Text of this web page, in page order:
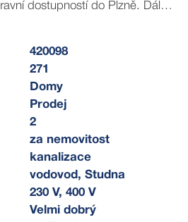
dostupností do Plzně. Dále
uvítají možnost navštívit okolí
vede i turistická trasa.
pro rodinu, která hledá
prostoru a kvalitním
oslovila , rádi vás přivítáme na
zajistit financování
úvěru.
420098
271
Domy
Prodej
2
za nemovitost
kanalizace
vodovod, Studna
230 V, 400 V
Velmi dobrý